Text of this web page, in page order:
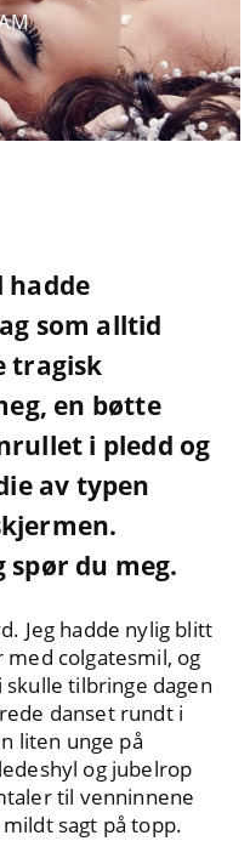
hadde
som alltid
tragisk
en bøtte
i pledd og
av typen
du meg.
Jeg hadde nylig blitt
colgatesmil, og
tilbringe dagen
danset rundt i
liten unge på
og jubelrop
til venninnene
sagt på topp.